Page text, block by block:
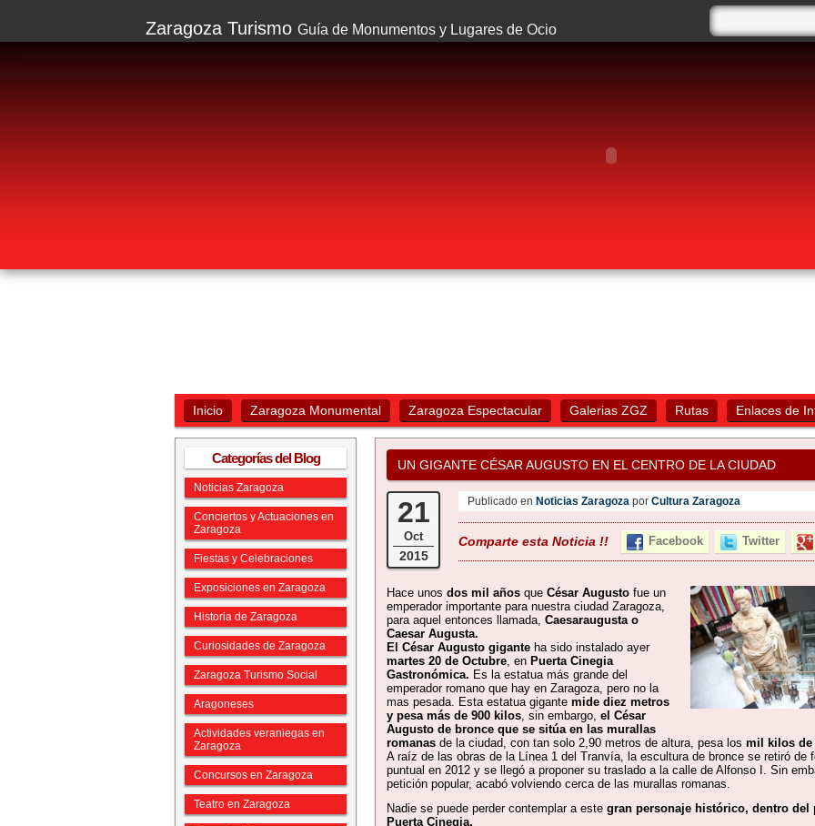
Zaragoza Turismo Guía de Monumentos y Lugares de Ocio
Inicio Zaragoza Monumental Zaragoza Espectacular Galerias ZGZ Rutas Enlaces de
Categorías del Blog
Noticias Zaragoza
Conciertos y Actuaciones en
Zaragoza
Fiestas y Celebraciones
Exposiciones en Zaragoza
Historia de Zaragoza
Curiosidades de Zaragoza
Zaragoza Turismo Social
Aragoneses
Actividades veraniegas en
Zaragoza
Concursos en Zaragoza
Teatro en Zaragoza
UN GIGANTE CÉSAR AUGUSTO EN EL CENTRO DE LA CIUDAD
21
Oct
2015
Publicado en Noticias Zaragoza por Cultura Zaragoza
Comparte esta Noticia !! Facebook Twitter
Hace unos dos mil años que César Augusto fue un
emperador importante para nuestra ciudad Zaragoza,
para aquel entonces llamada, Caesaraugusta o
Caesar Augusta.
El César Augusto gigante ha sido instalado ayer
martes 20 de Octubre, en Puerta Cinegia
Gastronómica. Es la estatua más grande del
emperador romano que hay en Zaragoza, pero no la
mas pesada. Esta estatua gigante mide diez metros
y pesa más de 900 kilos, sin embargo, el César
Augusto de bronce que se sitúa en las murallas
romanas de la ciudad, con tan solo 2,90 metros de altura, pesa los mil kilos de
A raíz de las obras de la Línea 1 del Tranvía, la escultura de bronce se retiró de
puntual en 2012 y se llegó a proponer su traslado a la calle de Alfonso I. Sin
petición popular, acabó volviendo cerca de las murallas romanas.
Nadie se puede perder contemplar a este gran personaje histórico, dentro del
Puerta Cinegia.